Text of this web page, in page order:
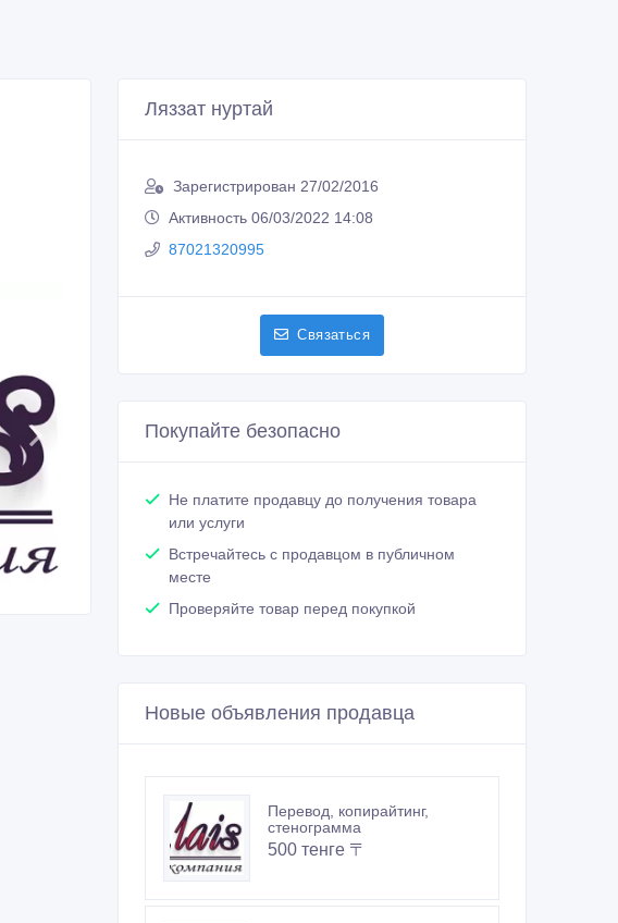
Ляззат нуртай
Зарегистрирован 27/02/2016
Активность 06/03/2022 14:08
87021320995
Связаться
Покупайте безопасно
Не платите продавцу до получения товара
или услуги
Встречайтесь с продавцом в публичном
месте
Проверяйте товар перед покупкой
Новые объявления продавца
Перевод, копирайтинг,
стенограмма
500 тенге 〒